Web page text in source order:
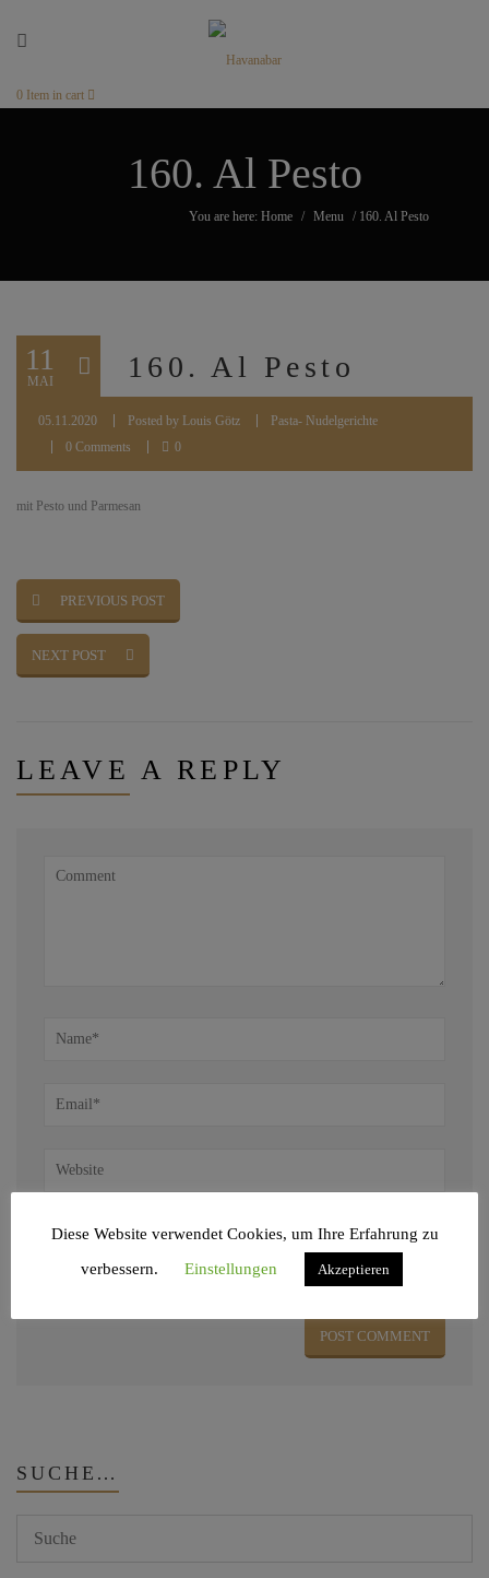
0 Item in cart
160. Al Pesto
You are here: Home / Menu / 160. Al Pesto
11
MAI 160. Al Pesto
05.11.2020 Posted by Louis Götz
Pasta- Nudelgerichte
0 Comments
0
mit Pesto und Parmesan
PREVIOUS POST
NEXT POST
LEAVE A REPLY
Name, E-Mail-Adresse und Website in diesem Browser für meinen nächsten
SUCHE…
Diese Website verwendet Cookies, um Ihre Erfahrung zu
verbessern.
Einstellungen Akzeptieren